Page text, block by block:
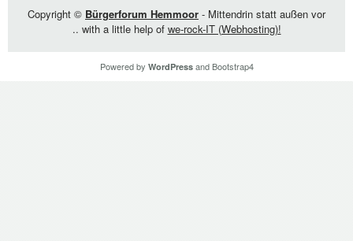
Copyright © Bürgerforum Hemmoor - Mittendrin statt außen vor
.. with a little help of we-rock-IT (Webhosting)!
Powered by WordPressand Bootstrap4